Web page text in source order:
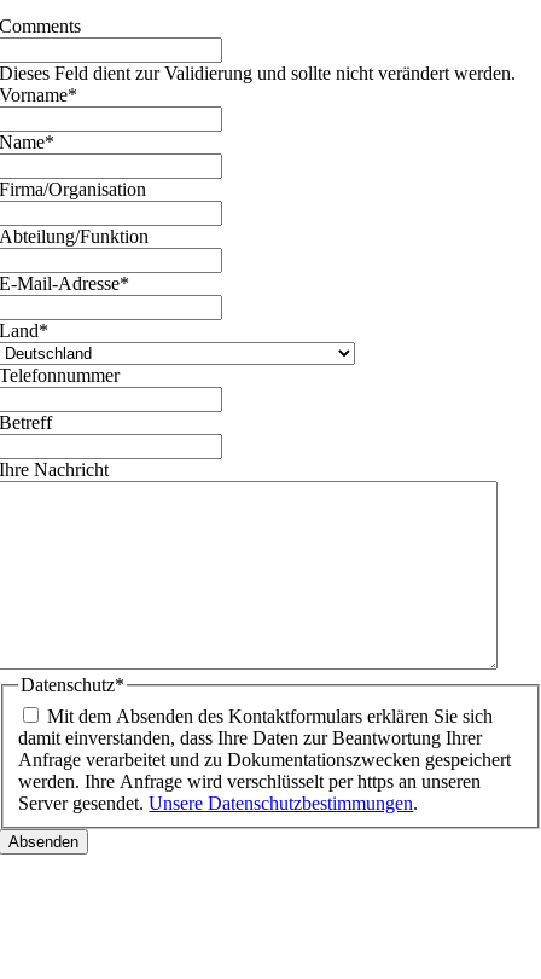
Comments
Dieses Feld dient zur Validierung und sollte nicht verändert werden.
Vorname*
Name*
Firma/Organisation
Abteilung/Funktion
E-Mail-Adresse*
Land*
Telefonnummer
Betreff
Ihre Nachricht
Datenschutz*
Mit dem Absenden des Kontaktformulars erklären Sie sich
damit einverstanden, dass Ihre Daten zur Beantwortung Ihrer
Anfrage verarbeitet und zu Dokumentationszwecken gespeichert
werden. Ihre Anfrage wird verschlüsselt per https an unseren
Server gesendet.Unsere Datenschutzbestimmungen.